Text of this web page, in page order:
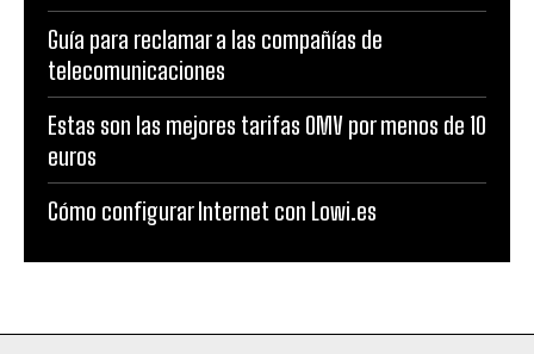
Guía para reclamar a las compañías de
telecomunicaciones
Estas son las mejores tarifas OMV por menos de 10
euros
Cómo configurar Internet con Lowi.es